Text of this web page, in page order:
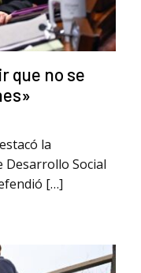
que no se
la
Desarrollo Social
[…]